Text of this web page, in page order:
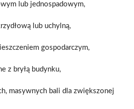
lub jednospadowym,
lub uchylną,
gospodarczym,
z bryłą budynku,
masywnych bali dla zwiększonej